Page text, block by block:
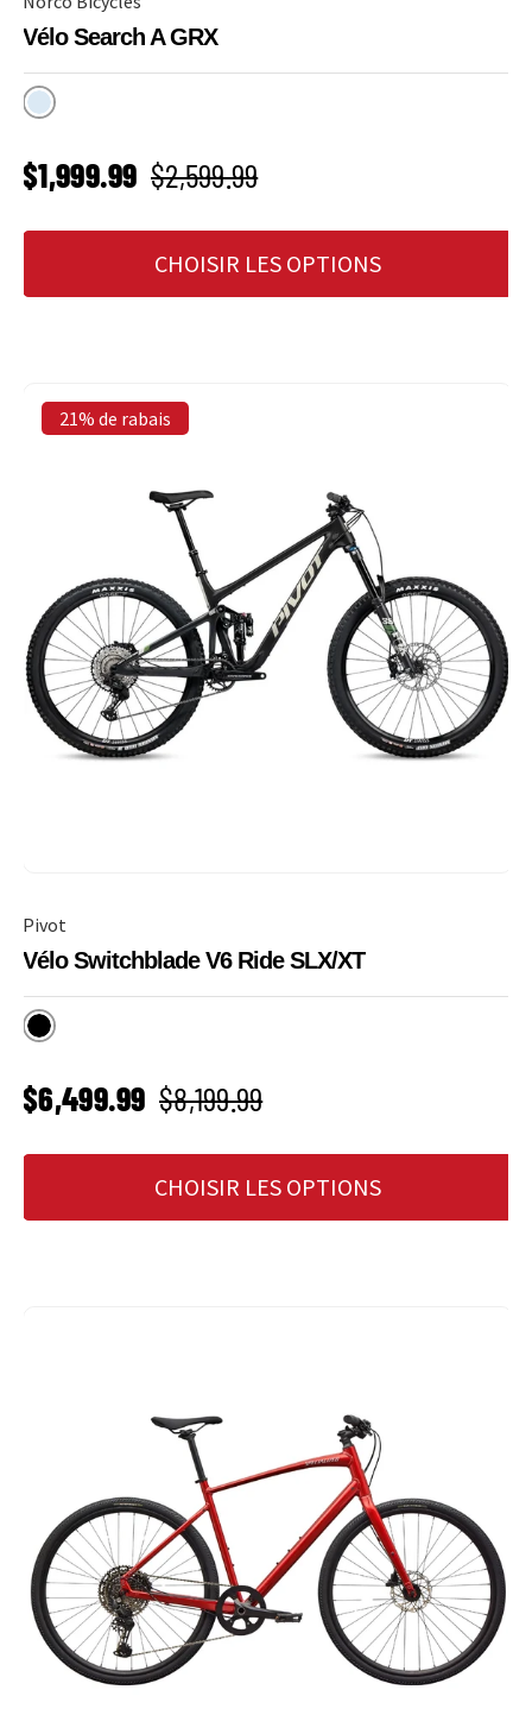
Vélo Search A GRX
Glace Blanche
PRIX SOLDÉ
$1,999.99 Prix habituel
$2,599.99
CHOISIR LES OPTIONS
21% de rabais
Pivot
Vélo Switchblade V6 Ride SLX/XT
Mojave
PRIX SOLDÉ
$6,499.99 Prix habituel
$8,199.99
CHOISIR LES OPTIONS